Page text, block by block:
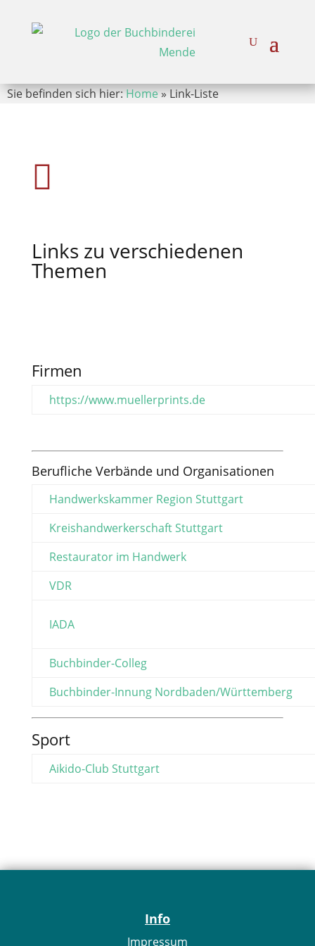
Sie befinden sich hier:Home»Link-Liste

Links zu verschiedenen
Themen
Firmen
https://www.muellerprints.de
Berufliche Verbände und Organisationen
Handwerkskammer Region Stuttgart
Kreishandwerkerschaft Stuttgart
Restaurator im Handwerk
VDR
IADA
Buchbinder-Colleg
Buchbinder-Innung Nordbaden/Württemberg
Sport
Aikido-Club Stuttgart
Info
Impressum